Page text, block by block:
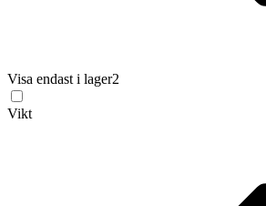
Visa endast i lager2
Vikt